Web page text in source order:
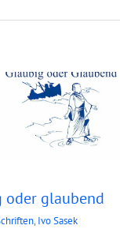
Buch: Gläubig oder
oder glaubend
, Ivo Sasek